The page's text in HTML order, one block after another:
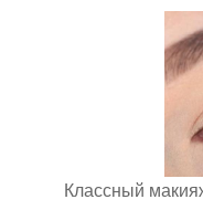
Классный